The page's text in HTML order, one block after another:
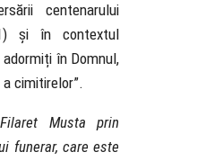
centenarului
și în contextul
în Domnul,
cimitirelor”.
Filaret Musta prin
funerar, care este